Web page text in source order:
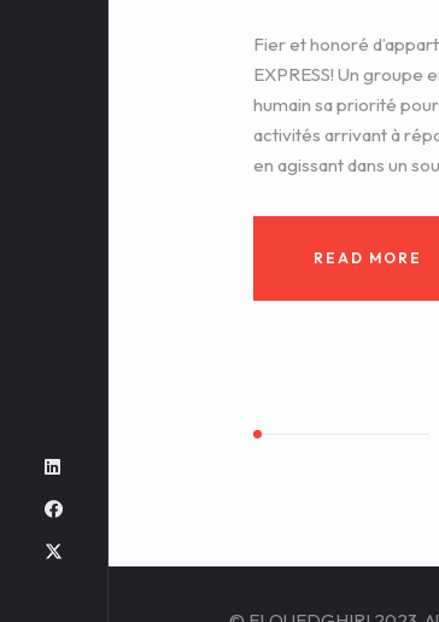
Fier et honoré
EXPRESS! Un groupe
humain sa priorité
activités arrivant à
en agissant dans un
READ MORE